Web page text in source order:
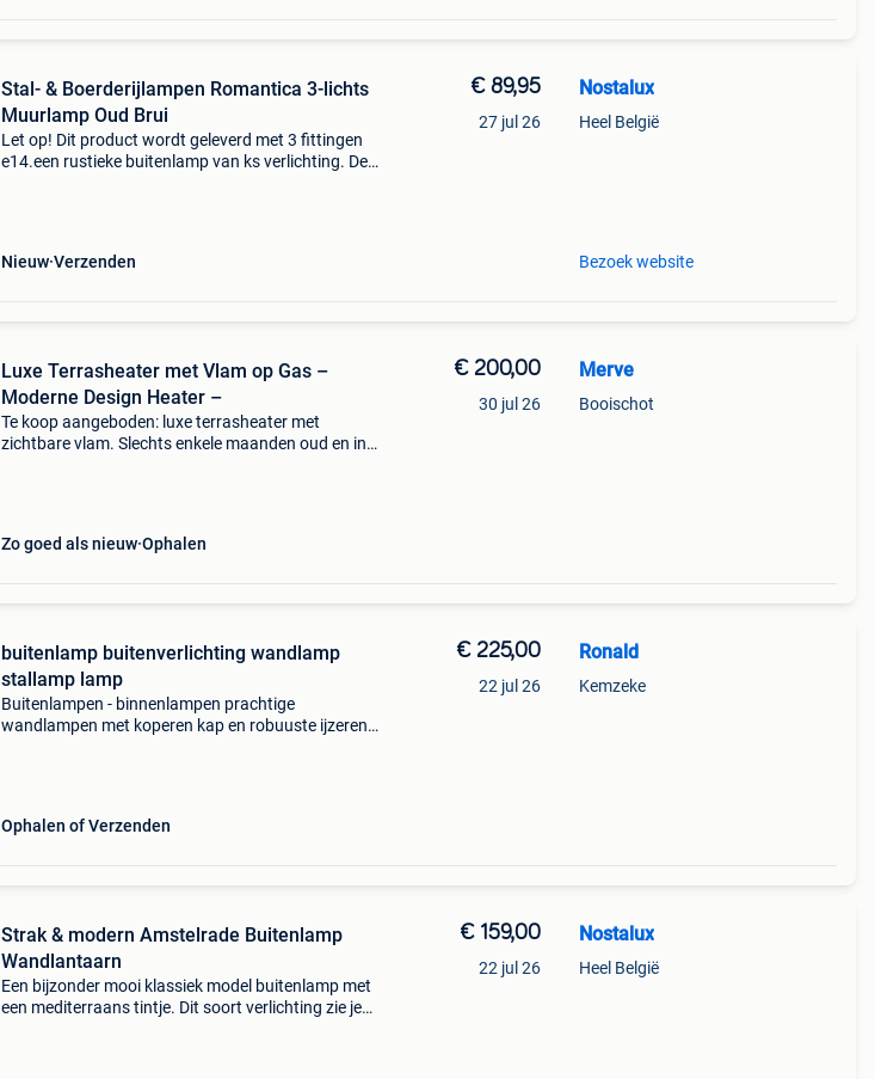
Stal- & Boerderijlampen Romantica 3-lichts
Muurlamp Oud Brui
Let op! Dit product wordt geleverd met 3 fittingen
e14.een rustieke buitenlamp van ks verlichting. De
Nieuw Verzenden
€ 89,95
27 jul 26
Nostalux
Heel België
Bezoek website
Luxe Terrasheater met Vlam op Gas –
Moderne Design Heater –
Te koop aangeboden: luxe terrasheater met
zichtbare vlam. Slechts enkele maanden oud en in
Zo goed als nieuw Ophalen
€ 200,00
30 jul 26
Merve
Booischot
buitenlamp buitenverlichting wandlamp
stallamp lamp
Buitenlampen - binnenlampen prachtige
wandlampen met koperen kap en robuuste ijzeren
Ophalen of Verzenden
€ 225,00
22 jul 26
Ronald
Kemzeke
Strak & modern Amstelrade Buitenlamp
Wandlantaarn
Een bijzonder mooi klassiek model buitenlamp met
een mediterraans tintje. Dit soort verlichting zie je
€ 159,00
22 jul 26
Nostalux
Heel België